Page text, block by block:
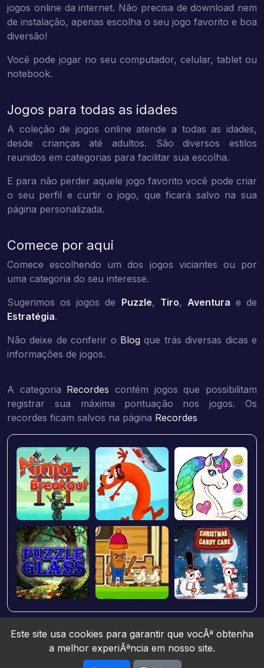
jogos online da internet. Não precisa de download nem
de instalação, apenas escolha o seu jogo favorito e boa
diversão!
Você pode jogar no seu computador, celular, tablet ou
notebook.
Jogos para todas as idades
A coleção de jogos online atende a todas as idades,
desde crianças até adultos. São diversos estilos
reunidos em categorias para facilitar sua escolha.
E para não perder aquele jogo favorito você pode criar
o seu perfil e curtir o jogo, que ficará salvo na sua
página personalizada.
Comece por aqui
Comece escolhendo um dos jogos viciantes ou por
uma categoria do seu interesse.
Sugerimos os jogos de Puzzle, Tiro, Aventura e de
Estratégia.
Não deixe de conferir o Blog que trás diversas dicas e
informações de jogos.
A categoria Recordes contém jogos que possibilitam
registrar sua máxima pontuação nos jogos. Os
recordes ficam salvos na página Recordes
Este site usa cookies para garantir que vocÃª obtenha
a melhor experiÃªncia em nosso site.